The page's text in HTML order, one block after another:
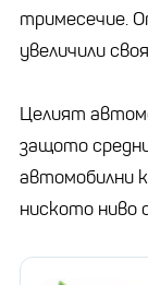
тримесечие.
увеличили
Целият
защото
автомобилни
ниското ниво